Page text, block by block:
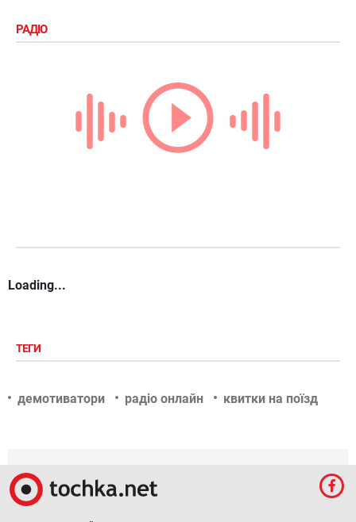
РАДІО
Loading...
ТЕГИ
демотиватори радіо онлайн квитки на поїзд